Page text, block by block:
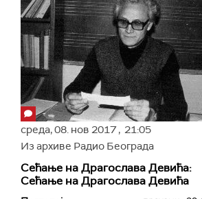
среда,08. нов 2017, 21:05
Из архиве Радио Београда
Сећање на Драгослава Девића:
Сећање на Драгослава Девића